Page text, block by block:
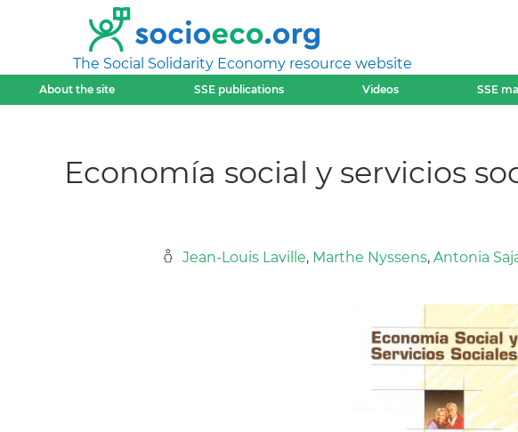
The Social Solidarity Economy resource website
About the site SSE publications Videos SSE
Economía social y servicios
Jean-Louis Laville, Marthe Nyssens, Antonia